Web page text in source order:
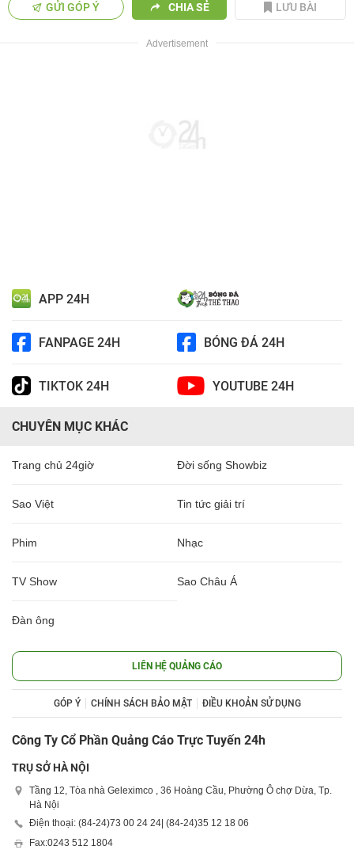
GỬI GÓP Ý CHIA SẺ LƯU BÀI
APP 24H
FANPAGE 24H BÓNG ĐÁ 24H
TIKTOK 24H YOUTUBE 24H
CHUYÊN MỤC KHÁC
Trang chủ 24giờ Đời sống Showbiz
Sao Việt Tin tức giải trí
Phim Nhạc
TV Show Sao Châu Á
Đàn ông
LIÊN HỆ QUẢNG CÁO
GÓP Ý CHÍNH SÁCH BẢO MẬT ĐIỀU KHOẢN SỬ DỤNG
Công Ty Cổ Phần Quảng Cáo Trực Tuyến 24h
TRỤ SỞ HÀ NỘI
Tầng 12, Tòa nhà Geleximco , 36 Hoàng Cầu, Phường Ô chợ Dừa, Tp.
Hà Nội
Điện thoại: (84-24)73 00 24 24 | (84-24)35 12 18 06
Fax:0243 512 1804